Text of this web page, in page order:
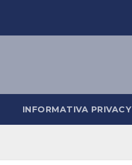
INFORMATIVA PRIVACY